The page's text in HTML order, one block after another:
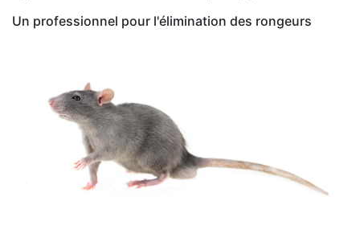
Un professionnel pour l'élimination des rongeurs